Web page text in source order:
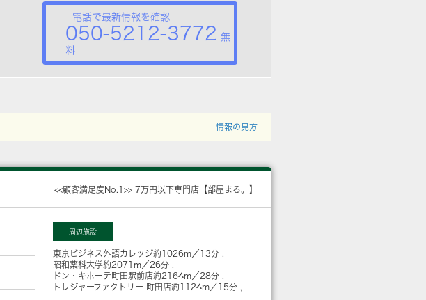
電話で最新情報を確認
050-5212-3772 無
料
情報の見方
<<顧客満足度No.1>> 7万円以下専門店【部屋まる。】
周辺施設
東京ビジネス外語カレッジ約1026m／13分
昭和薬科大学約2071m／26分
ドン・キホーテ町田駅前店約2164m／28分
トレジャーファクトリー 町田店約1124m／15分